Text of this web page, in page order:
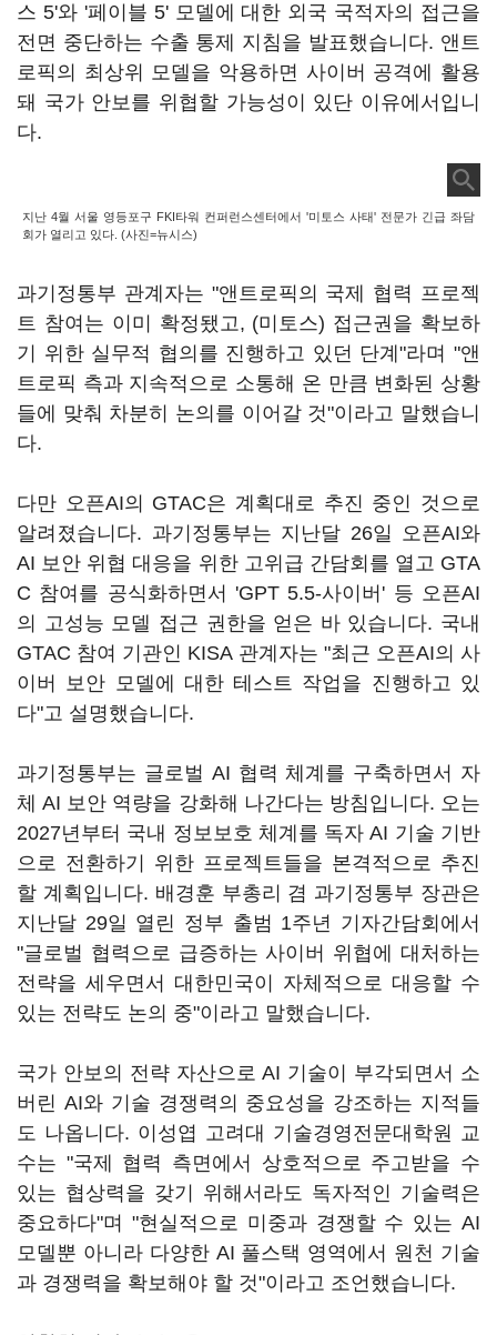
스 5'와 '페이블 5' 모델에 대한 외국 국적자의 접근을
전면 중단하는 수출 통제 지침을 발표했습니다. 앤트
로픽의 최상위 모델을 악용하면 사이버 공격에 활용
돼 국가 안보를 위협할 가능성이 있단 이유에서입니
다.
지난 4월 서울 영등포구 FKI타워 컨퍼런스센터에서 '미토스 사태' 전문가 긴급 좌담
회가 열리고 있다. (사진=뉴시스)
과기정통부 관계자는 "앤트로픽의 국제 협력 프로젝
트 참여는 이미 확정됐고, (미토스) 접근권을 확보하
기 위한 실무적 협의를 진행하고 있던 단계"라며 "앤
트로픽 측과 지속적으로 소통해 온 만큼 변화된 상황
들에 맞춰 차분히 논의를 이어갈 것"이라고 말했습니
다.
다만 오픈AI의 GTAC은 계획대로 추진 중인 것으로
알려졌습니다. 과기정통부는 지난달 26일 오픈AI와
AI 보안 위협 대응을 위한 고위급 간담회를 열고 GTA
C 참여를 공식화하면서 'GPT 5.5-사이버' 등 오픈AI
의 고성능 모델 접근 권한을 얻은 바 있습니다. 국내
GTAC 참여 기관인 KISA 관계자는 "최근 오픈AI의 사
이버 보안 모델에 대한 테스트 작업을 진행하고 있
다"고 설명했습니다.
과기정통부는 글로벌 AI 협력 체계를 구축하면서 자
체 AI 보안 역량을 강화해 나간다는 방침입니다. 오는
2027년부터 국내 정보보호 체계를 독자 AI 기술 기반
으로 전환하기 위한 프로젝트들을 본격적으로 추진
할 계획입니다. 배경훈 부총리 겸 과기정통부 장관은
지난달 29일 열린 정부 출범 1주년 기자간담회에서
"글로벌 협력으로 급증하는 사이버 위협에 대처하는
전략을 세우면서 대한민국이 자체적으로 대응할 수
있는 전략도 논의 중"이라고 말했습니다.
국가 안보의 전략 자산으로 AI 기술이 부각되면서 소
버린 AI와 기술 경쟁력의 중요성을 강조하는 지적들
도 나옵니다. 이성엽 고려대 기술경영전문대학원 교
수는 "국제 협력 측면에서 상호적으로 주고받을 수
있는 협상력을 갖기 위해서라도 독자적인 기술력은
중요하다"며 "현실적으로 미중과 경쟁할 수 있는 AI
모델뿐 아니라 다양한 AI 풀스택 영역에서 원천 기술
과 경쟁력을 확보해야 할 것"이라고 조언했습니다.